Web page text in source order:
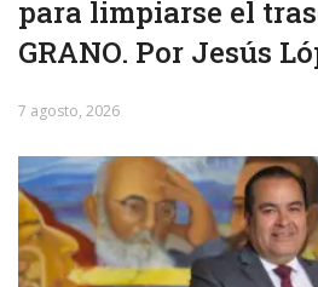
para limpiarse el
GRANO. Por Jesús
7 agosto, 2026